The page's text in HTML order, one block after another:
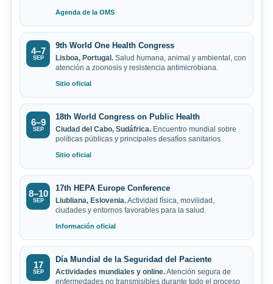
Agenda de la OMS
4–7
SEP
9th World One Health Congress
Lisboa, Portugal. Salud humana, animal y ambiental, con
atención a zoonosis y resistencia antimicrobiana.
Sitio oficial
6–9
SEP
18th World Congress on Public Health
Ciudad del Cabo, Sudáfrica. Encuentro mundial sobre
políticas públicas y principales desafíos sanitarios.
Sitio oficial
8–10
SEP
17th HEPA Europe Conference
Liubliana, Eslovenia.Actividad física, movilidad,
ciudades y entornos favorables para la salud.
Información oficial
17
SEP
Día Mundial de la Seguridad del Paciente
Actividades mundiales y online.Atención segura de
enfermedades no transmisibles durante todo el proceso